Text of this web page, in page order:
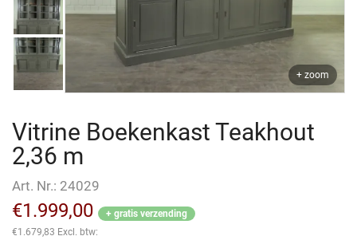
+ zoom
Vitrine Boekenkast Teakhout
2,36 m
Art. Nr.: 24029
€1.999,00
+ gratis verzending
€1.679,83 Excl. btw: